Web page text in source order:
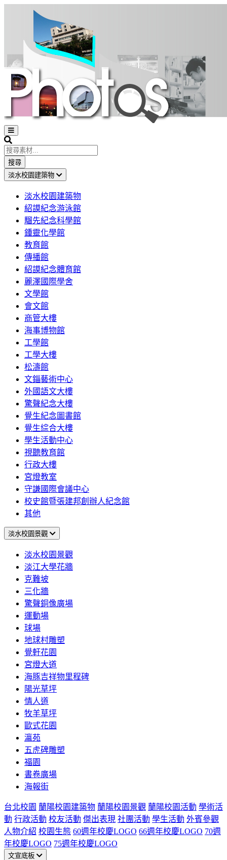
Open
sidebar
Search
搜尋
淡水校園建築物
淡水校園建築物
紹謨紀念游泳館
騮先紀念科學館
鍾靈化學館
教育館
傳播館
紹謨紀念體育館
麗澤國際學舍
文學館
會文館
商管大樓
海事博物館
工學館
工學大樓
松濤館
文錙藝術中心
外國語文大樓
驚聲紀念大樓
覺生紀念圖書館
覺生綜合大樓
學生活動中心
視聽教育館
行政大樓
宮燈教室
守謙國際會議中心
校史館暨張建邦創辦人紀念館
其他
淡水校園景觀
淡水校園景觀
淡江大學花牆
克難坡
三化牆
驚聲銅像廣場
運動場
球場
地球村雕塑
覺軒花園
宮燈大道
海豚吉祥物里程碑
陽光草坪
情人道
牧羊草坪
歐式花園
瀛苑
五虎碑雕塑
福園
書卷廣場
海報街
台北校園 蘭陽校園建築物 蘭陽校園景觀 蘭陽校園活動 學術活
動 行政活動 校友活動 傑出表現 社團活動 學生活動 外賓參觀
人物介紹 校園生態 60週年校慶LOGO 66週年校慶LOGO 70週
年校慶LOGO 75週年校慶LOGO
文宣底板